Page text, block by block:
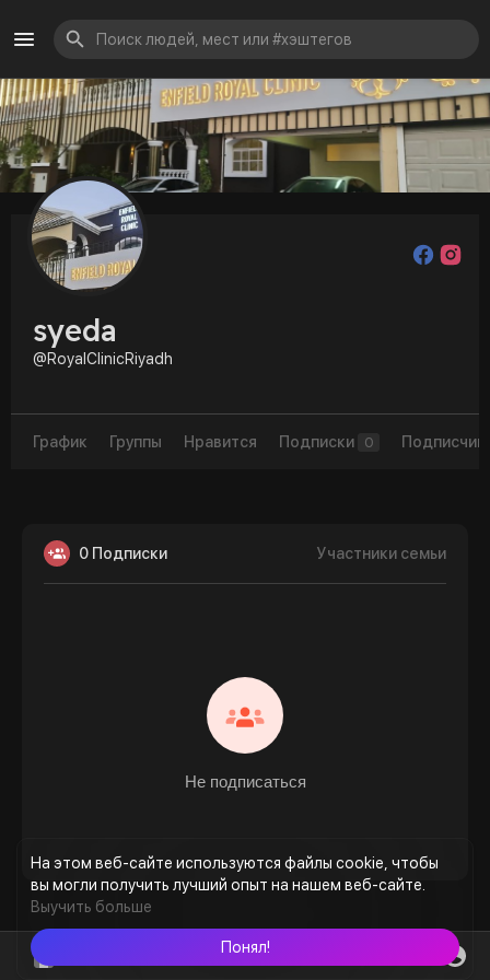
На этом веб-сайте используются файлы cookie, чтобы
вы могли получить лучший опыт на нашем веб-сайте.
Выучить больше
Понял!
syeda
@RoyalClinicRiyadh
График Группы Нравится Подписки 0
0 Подписки Участники семьи
Не подписаться